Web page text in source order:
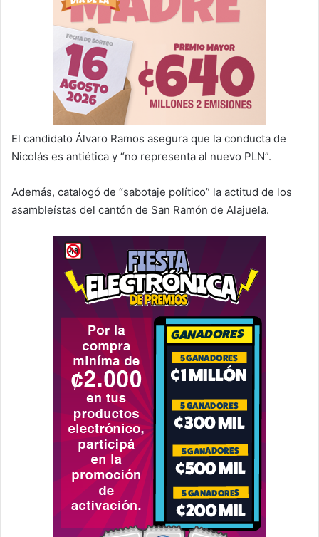
El candidato Álvaro Ramos asegura que la conducta de
Nicolás es antiética y “no representa al nuevo PLN”.
Además, catalogó de “sabotaje político” la actitud de los
asambleístas del cantón de San Ramón de Alajuela.